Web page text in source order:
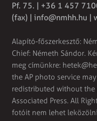
Pf. 75. | +36 1 457
(fax) | info@nmhh.hu |
Alapító-főszerkesztő:
Chief: Németh Sándor.
meg címünkre:
the AP photo service
redistributed without
Associated Press. All
fotóit nem lehet